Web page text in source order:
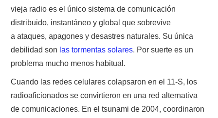
vieja radio es el único sistema de comunicación
distribuido, instantáneo y global que sobrevive
a ataques, apagones y desastres naturales. Su única
debilidad son las tormentas solares. Por suerte es un
problema mucho menos habitual.
Cuando las redes celulares colapsaron en el 11-S, los
radioaficionados se convirtieron en una red alternativa
de comunicaciones. En el tsunami de 2004, coordinaron